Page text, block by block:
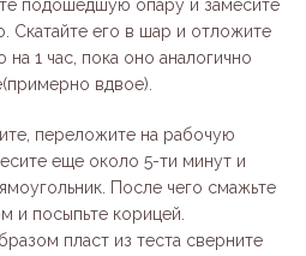
подошедшую опару и замесите
Скатайте его в шар и отложите
1 час, пока оно аналогично
вдвое).
переложите на рабочую
еще около 5-ти минут и
После чего смажьте
и посыпьте корицей.
пласт из теста сверните